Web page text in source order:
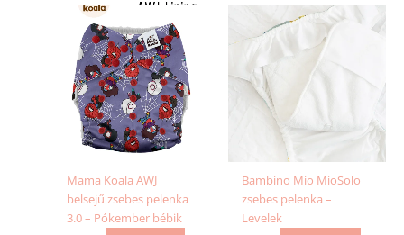
Mama Koala AWJ
belsejű zsebes pelenka
3.0 – Pókember bébik
Bambino Mio MioSolo
zsebes pelenka –
Levelek